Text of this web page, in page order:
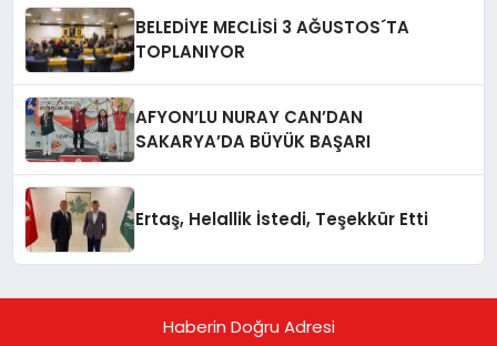
BELEDİYE MECLİSİ 3 AĞUSTOS´TA
TOPLANIYOR
AFYON’LU NURAY CAN’DAN
SAKARYA’DA BÜYÜK BAŞARI
Ertaş, Helallik İstedi, Teşekkür Etti
Haberin Doğru Adresi